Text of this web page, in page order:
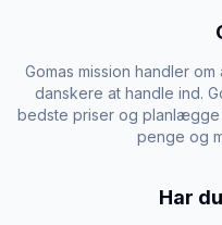
Gomas mission handler
danskere at handle ind.
bedste priser og planlægge
penge og
Har